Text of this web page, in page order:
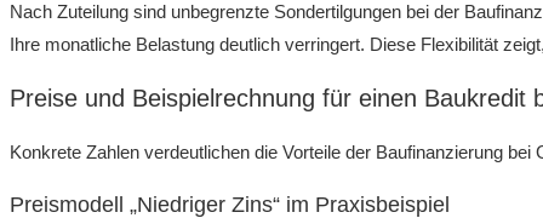
Nach Zuteilung sind unbegrenzte Sondertilgungen bei der
Ihre monatliche Belastung deutlich verringert. Diese Flexibilität
Preise und Beispielrechnung für einen Baukredit
Konkrete Zahlen verdeutlichen die Vorteile der Baufinanzierung
Preismodell „Niedriger Zins“ im Praxisbeispiel